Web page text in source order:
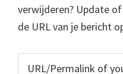
verwijderen? Update
de URL van je bericht